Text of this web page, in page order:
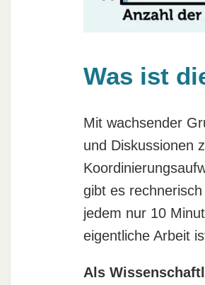
Was ist
Mit wachsender
und Diskussionen
gibt es
jedem nur 10
eigentliche Arbeit
Als